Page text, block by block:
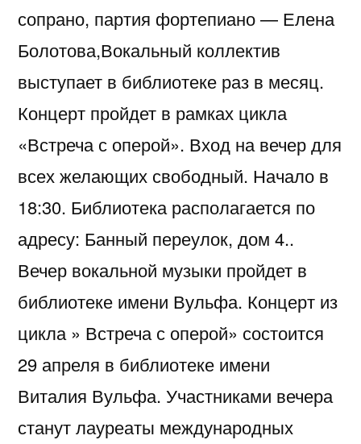
сопрано, партия фортепиано — Елена
Болотова,Вокальный коллектив
выступает в библиотеке раз в месяц.
Концерт пройдет в рамках цикла
«Встреча с оперой». Вход на вечер для
всех желающих свободный. Начало в
18:30. Библиотека располагается по
адресу: Банный переулок, дом 4..
Вечер вокальной музыки пройдет в
библиотеке имени Вульфа. Концерт из
цикла » Встреча с оперой» состоится
29 апреля в библиотеке имени
Виталия Вульфа. Участниками вечера
станут лауреаты международных